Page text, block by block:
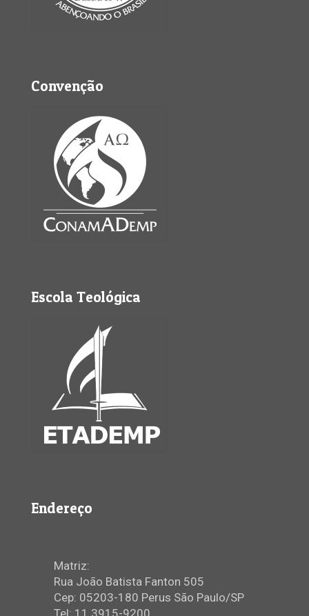
Convenção
Escola Teológica
Endereço
Matriz:
Rua João Batista Fanton 505
Cep: 05203-180 Perus São Paulo/SP
Tel: 11 3915-9200